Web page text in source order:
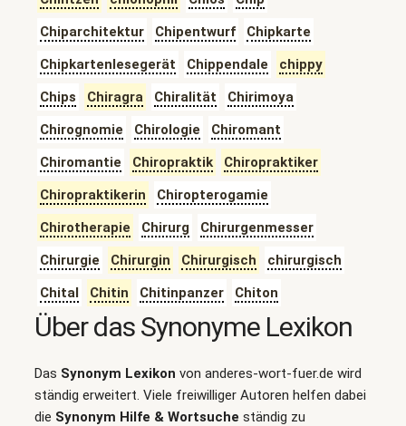
Chiparchitektur
Chipentwurf
Chipkarte
Chipkartenlesegerät
Chippendale
chippy
Chips
Chiragra Chiralität
Chirimoya
Chirognomie
Chirologie
Chiromant
Chiromantie
Chiropraktik
Chiropraktiker
Chiropraktikerin
Chiropterogamie
Chirotherapie
Chirurg
Chirurgenmesser
Chirurgie
Chirurgin Chirurgisch
chirurgisch
Chital
Chitin Chitinpanzer Chiton
Über das Synonyme Lexikon
Das Synonym Lexikon von anderes-wort-fuer.de wird
ständig erweitert. Viele freiwilliger Autoren helfen dabei
die Synonym Hilfe & Wortsuche ständig zu